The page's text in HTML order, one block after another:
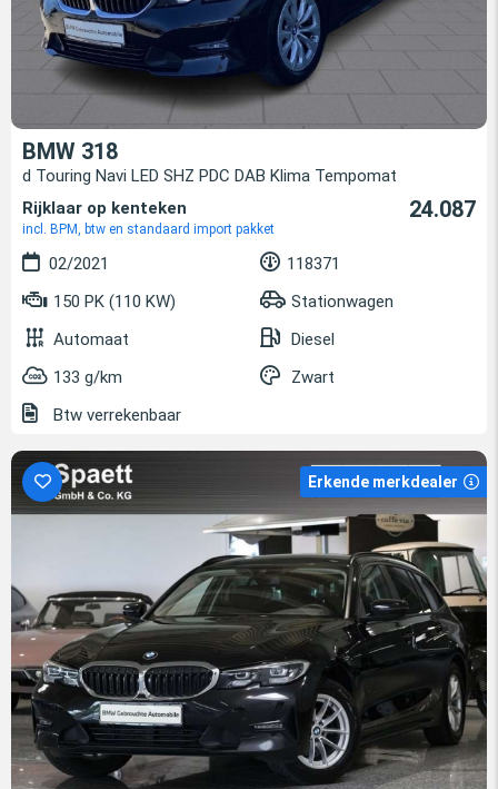
BMW 318
d Touring Navi LED SHZ PDC DAB Klima Tempomat
Rijklaar op kenteken
incl. BPM, btw en standaard import pakket
24.087
02/2021
118371
150 PK (110 KW)
Stationwagen
Automaat
Diesel
133 g/km
Zwart
Btw verrekenbaar
Erkende merkdealer